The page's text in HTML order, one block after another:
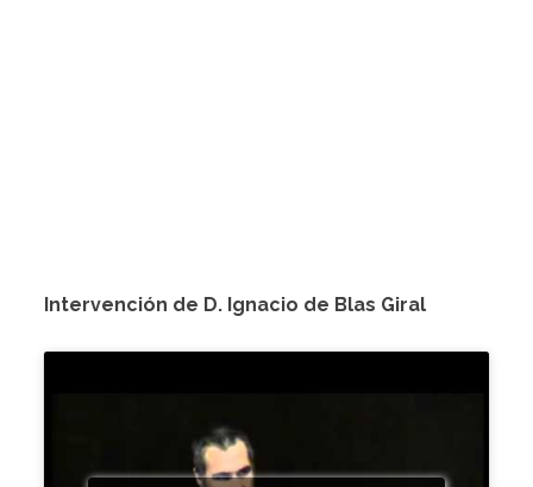
Intervención de D. Ignacio de Blas Giral